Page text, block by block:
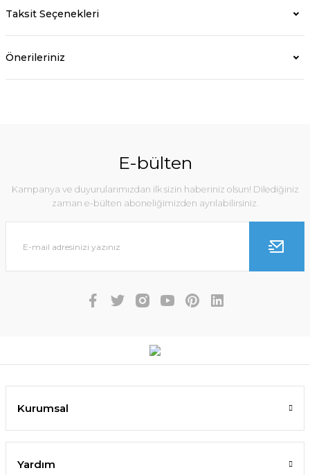
Taksit Seçenekleri
Önerileriniz
E-bülten
Kampanya ve duyurularımızdan ilk sizin haberiniz olsun! Dilediğiniz
zaman e-bülten aboneliğimizden ayrılabilirsiniz.
Kurumsal
Yardım